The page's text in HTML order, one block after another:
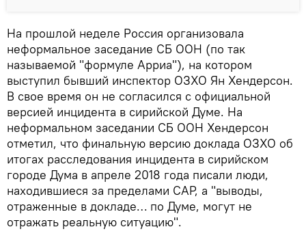
На прошлой неделе Россия организовала
неформальное заседание СБ ООН (по так
называемой "формуле Арриа"), на котором
выступил бывший инспектор ОЗХО Ян Хендерсон.
В свое время он не согласился с официальной
версией инцидента в сирийской Думе. На
неформальном заседании СБ ООН Хендерсон
отметил, что финальную версию доклада ОЗХО об
итогах расследования инцидента в сирийском
городе Дума в апреле 2018 года писали люди,
находившиеся за пределами САР, а "выводы,
отраженные в докладе… по Думе, могут не
отражать реальную ситуацию".